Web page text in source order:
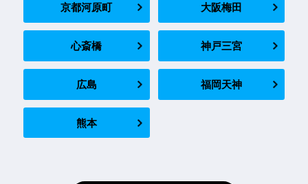
京都河原町 大阪梅田
心斎橋 神戸三宮
広島 福岡天神
熊本